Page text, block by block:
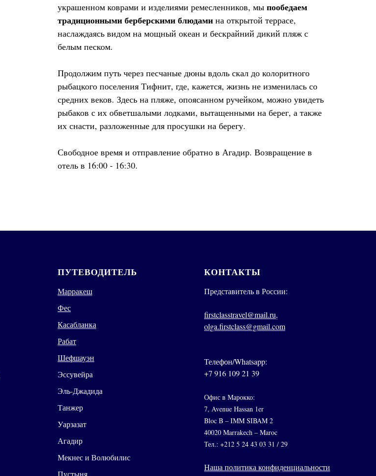
украшенном коврами и изделиями ремесленников, мы пообедаем
традиционными берберскими блюдами на открытой террасе,
наслаждаясь видом на мощный океан и бескрайний дикий пляж с
белым песком.
Продолжим путь через песчаные дюны вдоль скал до колоритного
рыбацкого поселения Тифнит, где, кажется, жизнь не изменилась со
средних веков. Здесь на пляже, опоясанном ручейком, можно увидеть
рыбаков с их обветшалыми лодками, вытащенными на берег, а также
их снасти, разложенные для просушки на берегу.
Свободное время и отправление обратно в Агадир. Возвращение в
отель в 16:00 - 16:30.
ПУТЕВОДИТЕЛЬ
Марракеш
Фес
Касабланка
Рабат
Шефшауэн
Эссувейра
Эль-Джадида
Танжер
Уарзазат
Агадир
Мекнес и Волюбилис
Пустыня
КОНТАКТЫ
Представитель в России:
firstclasstravel@mail.ru,
olga.firstclass@gmail.com
Телефон/Whatsapp:
+7 916 109 21 39
Офис в Марокко:
7, Avenue Hassan 1er
Bloc B – IMM SIBAM 2
40020 Marrakech – Maroc
Тел.: +212 5 24 43 03 31 / 29
Наша политика конфиденциальности